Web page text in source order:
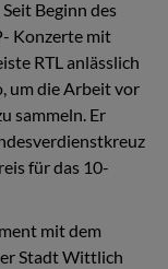
Beginn des
Konzerte mit
RTL anlässlich
um die Arbeit vor
sammeln. Er
für das 10-
mit dem
Stadt Wittlich